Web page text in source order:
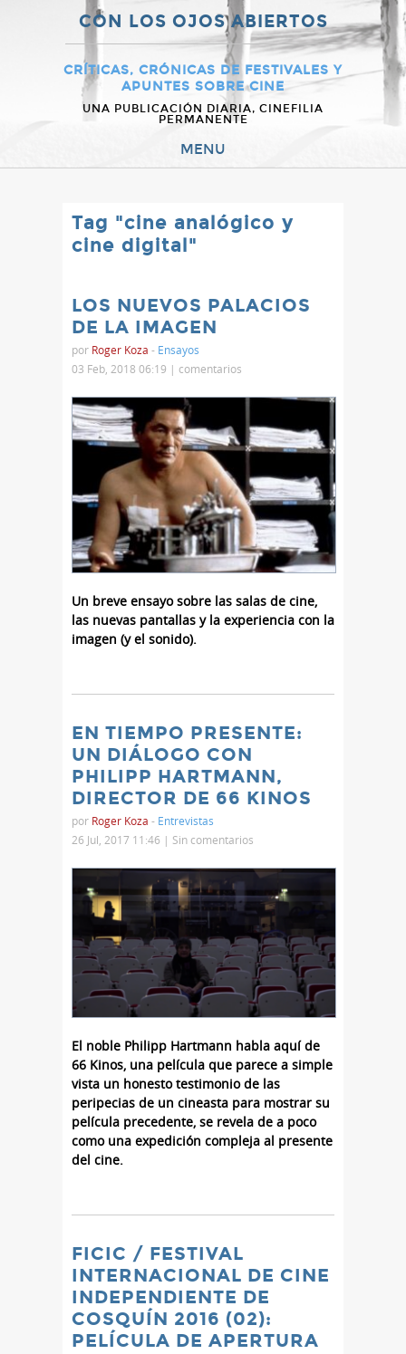
CON LOS OJOS ABIERTOS
CRÍTICAS, CRÓNICAS DE FESTIVALES Y
APUNTES SOBRE CINE
UNA PUBLICACIÓN DIARIA, CINEFILIA
PERMANENTE
MENU
Tag "cine analógico y
cine digital"
LOS NUEVOS PALACIOS
DE LA IMAGEN
por Roger Koza - Ensayos
03 Feb, 2018 06:19 | comentarios
Un breve ensayo sobre las salas de cine,
las nuevas pantallas y la experiencia con la
imagen (y el sonido).
EN TIEMPO PRESENTE:
UN DIÁLOGO CON
PHILIPP HARTMANN,
DIRECTOR DE 66 KINOS
por Roger Koza - Entrevistas
26 Jul, 2017 11:46 | Sin comentarios
El noble Philipp Hartmann habla aquí de
66 Kinos, una película que parece a simple
vista un honesto testimonio de las
peripecias de un cineasta para mostrar su
película precedente, se revela de a poco
como una expedición compleja al presente
del cine.
FICIC / FESTIVAL
INTERNACIONAL DE CINE
INDEPENDIENTE DE
COSQUÍN 2016 (02):
PELÍCULA DE APERTURA